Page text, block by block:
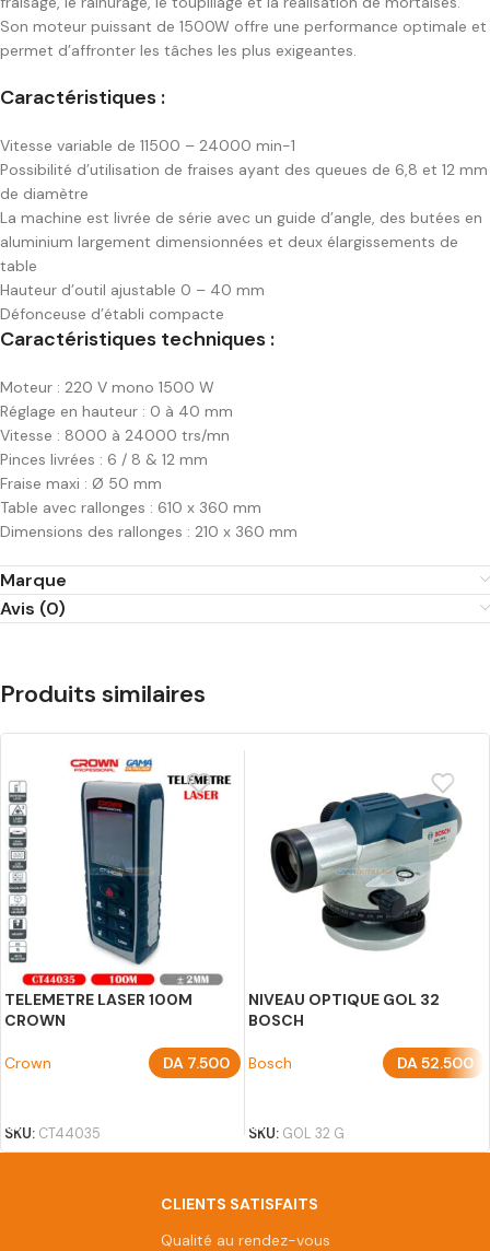
Son moteur puissant de 1500W offre une performance optimale et
permet d’affronter les tâches les plus exigeantes.
Caractéristiques :
Vitesse variable de 11500 – 24000 min-1
Possibilité d’utilisation de fraises ayant des queues de 6,8 et 12 mm
de diamètre
La machine est livrée de série avec un guide d’angle, des butées en
aluminium largement dimensionnées et deux élargissements de
table
Hauteur d’outil ajustable 0 – 40 mm
Défonceuse d’établi compacte
Caractéristiques techniques :
Moteur : 220 V mono 1500 W
Réglage en hauteur : 0 à 40 mm
Vitesse : 8000 à 24000 trs/mn
Pinces livrées : 6 / 8 & 12 mm
Fraise maxi : Ø 50 mm
Table avec rallonges : 610 x 360 mm
Dimensions des rallonges : 210 x 360 mm
Marque
Avis (0)
Produits similaires
TELEMETRE LASER 100M
CROWN
Crown DA 7.500
SKU: CT44035
NIVEAU OPTIQUE GOL 32
BOSCH
Bosch DA52.500
SKU: GOL 32 G
CLIENTS SATISFAITS
Qualité au rendez-vous